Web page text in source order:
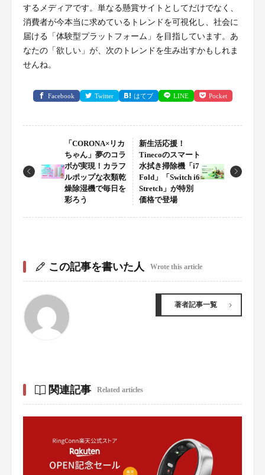
するメディアです。単なる懸賞サイトとしてだけでなく、
消費者が今本当に求めているトレンドを可視化し、社会に
届ける「体験型プラットフォーム」を目指しています。あ
なたの「欲しい」が、次のトレンドを生み出すかもしれま
せんね。
Facebook Twitter はてブ LINE Pocket
「CORONA×リカ
ちゃん」夢のコラ
ボが実現！カラフ
ルポップな衣類乾
燥除湿機で毎日を
彩ろう
新生活応援！
Tinecoのスマート
水拭き掃除機「i7
Fold」「Switch i6
Stretch」が特別
価格で登場
この記事を書いた人 Wrote this article
著者記事一覧
関連記事 Related articles